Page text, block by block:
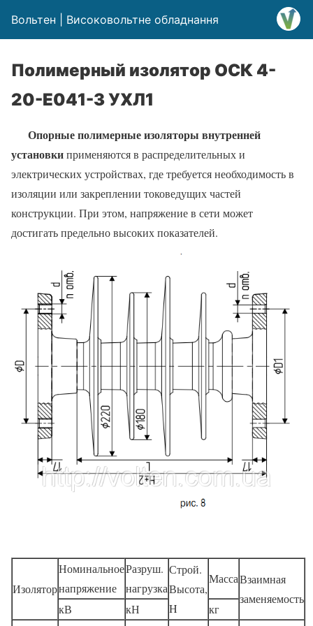
Вольтен | Високовольтне обладнання
Полимерный изолятор ОСК 4-
20-Е041-3 УХЛ1
Опорные полимерные изоляторы внутренней
установкиприменяются в распределительных и
электрических устройствах, где требуется необходимость в
изоляции или закреплении токоведущих частей
конструкции. При этом, напряжение в сети может
достигать предельно высоких показателей.
Изолятор
Номинальное
напряжение
Разруш.
нагрузка
Строй.
Высота,
H
МассаВзаимная
заменяемость
кВ кН
кг